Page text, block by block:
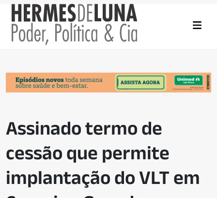
Assinado termo de
cessão que permite
implantação do VLT em